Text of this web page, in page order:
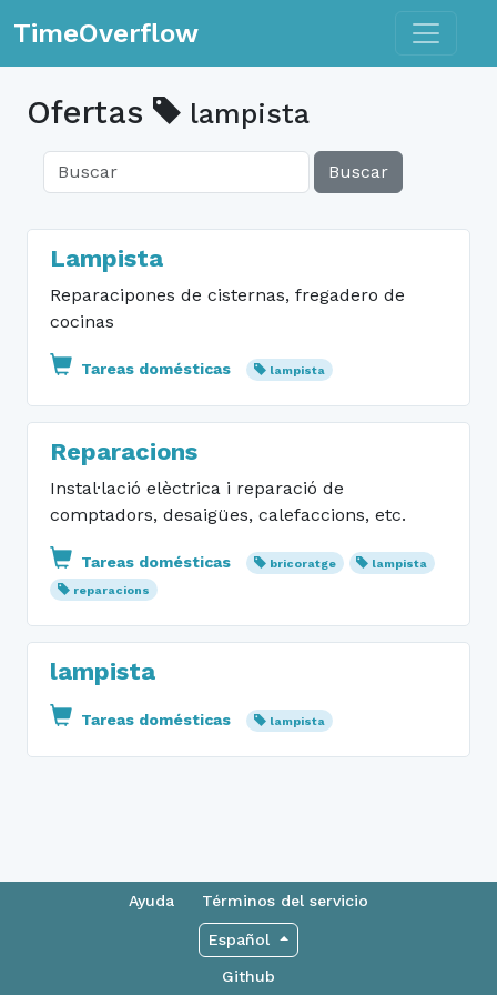
TimeOverflow Toggle
Ofertas lampista
Buscar
Lampista
Reparacipones de cisternas, fregadero de
cocinas
Tareas domésticas lampista
Reparacions
Instal·lació elèctrica i reparació de
comptadors, desaigües, calefaccions, etc.
Tareas domésticas bricoratge
lampista
reparacions
lampista
Tareas domésticas lampista
Ayuda Términos del servicio
Español
Github